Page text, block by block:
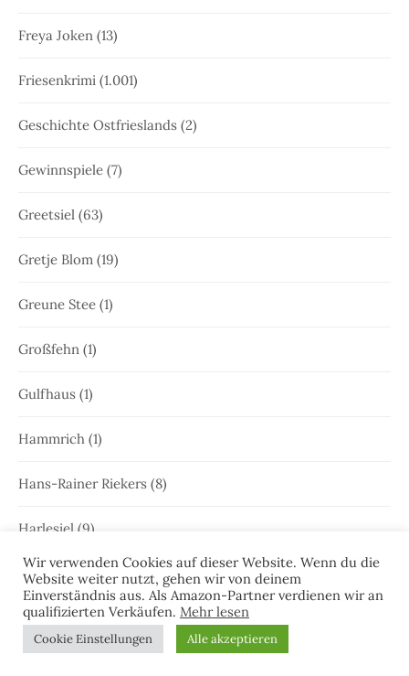
Freya Joken (13)
Friesenkrimi (1.001)
Geschichte Ostfrieslands (2)
Gewinnspiele (7)
Greetsiel (63)
Gretje Blom (19)
Greune Stee (1)
Großfehn (1)
Gulfhaus (1)
Hammrich (1)
Hans-Rainer Riekers (8)
Harlesiel (9)
Hauke Holjansen(5)
Hedda Böttcher(23)
Wir verwenden Cookies auf dieser Website. Wenn du die
Website weiter nutzt, gehen wir von deinem
Einverständnis aus. Als Amazon-Partner verdienen wir an
qualifizierten Verkäufen. Mehr lesen
Cookie Einstellungen Alle akzeptieren